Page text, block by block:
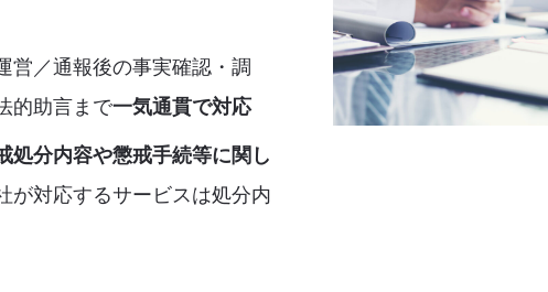
営／通報後の事実確認・調
的助言まで一気通貫で対応
処分内容や懲戒手続等に関し
が対応するサービスは処分内